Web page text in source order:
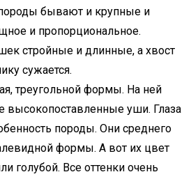
бывают и крупные и
и пропорциональное.
стройные и длинные, а хвост
сужается.
треугольной формы. На ней
высокопоставленные уши. Глаза
породы. Они среднего
формы. А вот их цвет
голубой. Все оттенки очень